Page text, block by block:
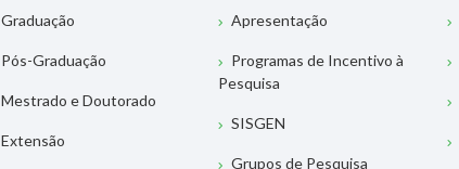
Graduação
Pós-Graduação
Mestrado e Doutorado
Extensão
Apresentação
Programas de Incentivo à
Pesquisa
SISGEN
Grupos de Pesquisa